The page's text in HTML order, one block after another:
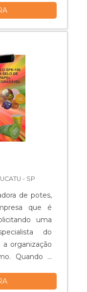
pode ser
quanto,
- SP
de potes,
que é
uma
do
organização
Quando o
da Selpack